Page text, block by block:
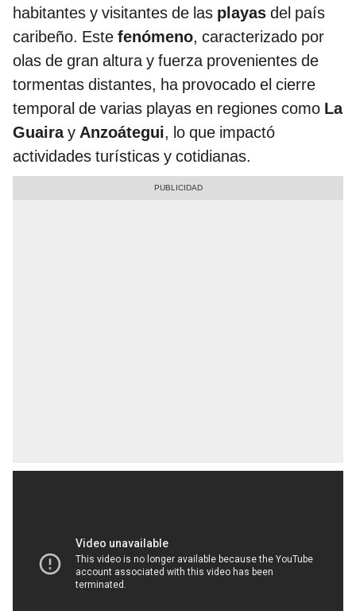
habitantes y visitantes de las playas del país
caribeño. Este fenómeno, caracterizado por
olas de gran altura y fuerza provenientes de
tormentas distantes, ha provocado el cierre
temporal de varias playas en regiones como La
Guairay Anzoátegui, lo que impactó
actividades turísticas y cotidianas.